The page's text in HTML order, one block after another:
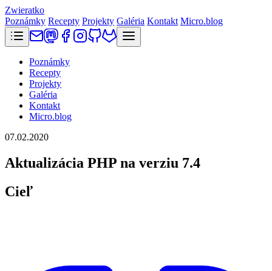
Zwieratko
Poznámky Recepty Projekty Galéria Kontakt Micro.blog
Poznámky
Recepty
Projekty
Galéria
Kontakt
Micro.blog
07.02.2020
Aktualizácia PHP na verziu 7.4
Cieľ